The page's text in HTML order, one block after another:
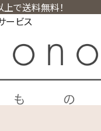
で送料無料！
ービス